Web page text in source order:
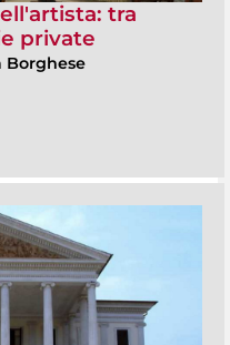
tra
private
Borghese